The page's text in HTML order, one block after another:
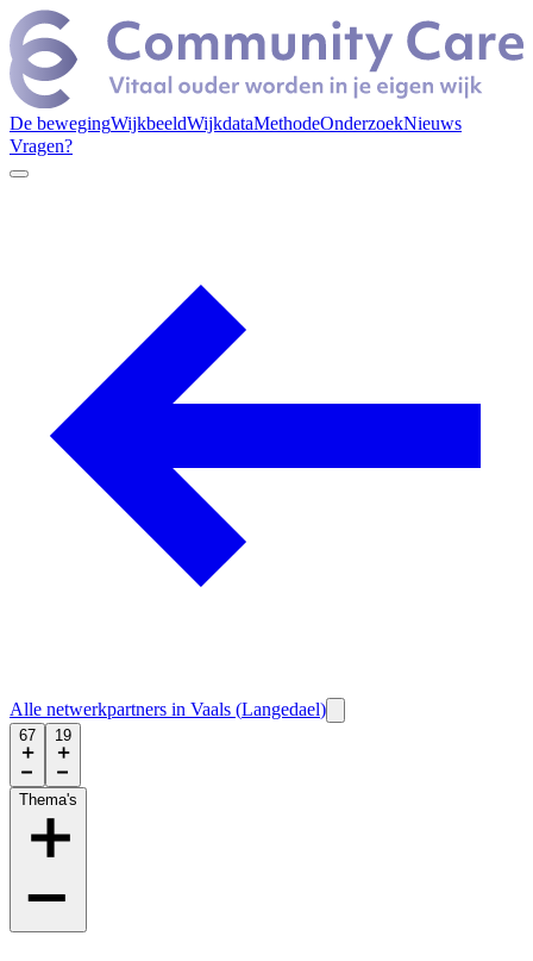
De bewegingWijkbeeldWijkdataMethodeOnderzoekNieuws
Vragen?
Alle netwerkpartners in Vaals (Langedael)
67 19
Thema's